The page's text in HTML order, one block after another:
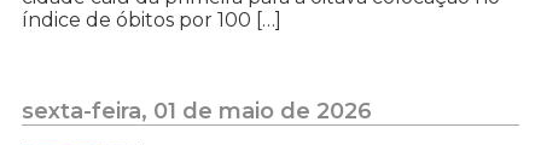
índice de óbitos por 100 […]
sexta-feira, 01 de maio de 2026